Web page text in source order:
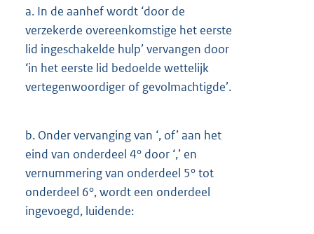
a. In de aanhef wordt ‘door de
verzekerde overeenkomstige het eerste
lid ingeschakelde hulp’ vervangen door
‘in het eerste lid bedoelde wettelijk
vertegenwoordiger of gevolmachtigde’.
b. Onder vervanging van ‘, of’ aan het
eind van onderdeel 4° door ‘,’ en
vernummering van onderdeel 5° tot
onderdeel 6°, wordt een onderdeel
ingevoegd, luidende: